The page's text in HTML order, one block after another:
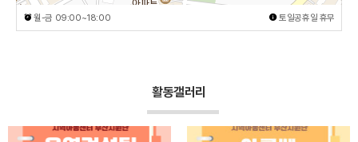
월-금 09:00~18:00 토일공휴일 휴무
활동갤러리